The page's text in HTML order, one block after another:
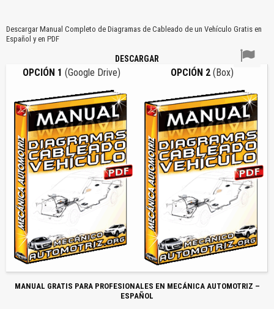
Descargar Manual Completo de Diagramas de Cableado de un Vehículo Gratis en
Español y en PDF
DESCARGAR
OPCIÓN 1 (Google Drive) OPCIÓN 2(Box)
MANUAL GRATIS PARA PROFESIONALES EN MECÁNICA AUTOMOTRIZ –
ESPAÑOL